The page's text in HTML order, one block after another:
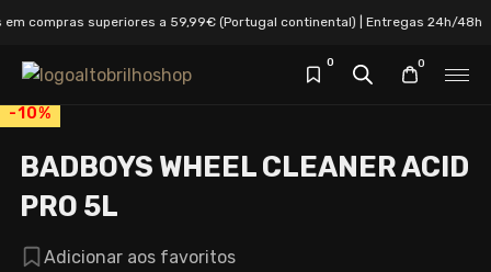
compras superiores a 59,99€ (Portugal continental) | Entregas 24h/48h
0 0
-10%
BADBOYS WHEEL CLEANER ACID
PRO 5L
Adicionar aos favoritos